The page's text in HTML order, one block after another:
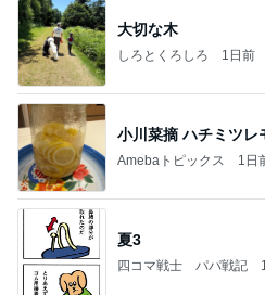
大切な木
しろとくろしろ 1日前
小川菜摘 ハチミツレ
Amebaトピックス 1日
夏3
四コマ戦士 パパ戦記